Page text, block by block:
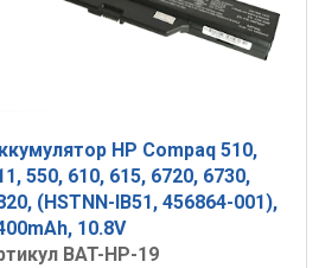
HP Compaq 510,
550, 610, 615, 6720, 6730,
(HSTNN-IB51, 456864-001),
10.8V
BAT-HP-19